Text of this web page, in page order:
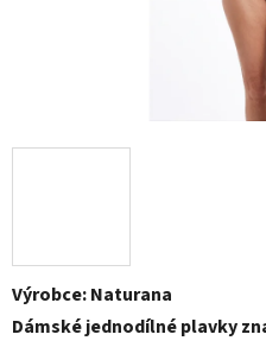
Výrobce: Naturana
Dámské jednodílné plavky